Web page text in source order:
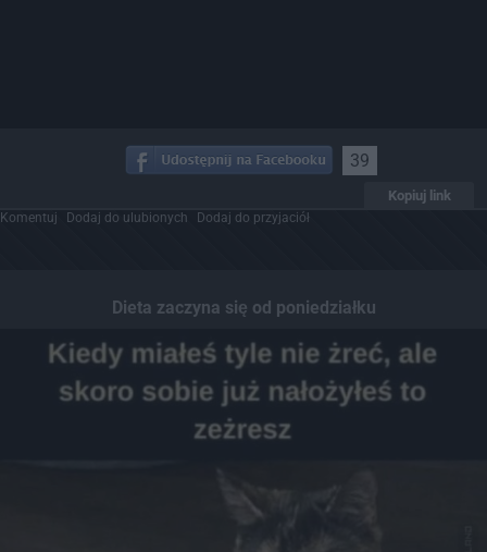
39
Kopiuj link
Komentuj Dodaj do ulubionych Dodaj do przyjaciół
Dieta zaczyna się od poniedziałku